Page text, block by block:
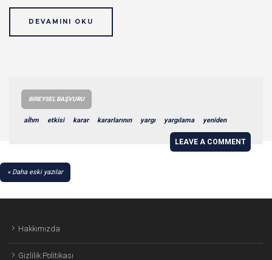
DEVAMINI OKU
BIREYSEL BAŞVURU
aİhm etkisi karar kararlarının yargı yargılama yeniden
LEAVE A COMMENT
YAZI
Daha eski yazılar
Hakkımızda
Gizlilik Politikası